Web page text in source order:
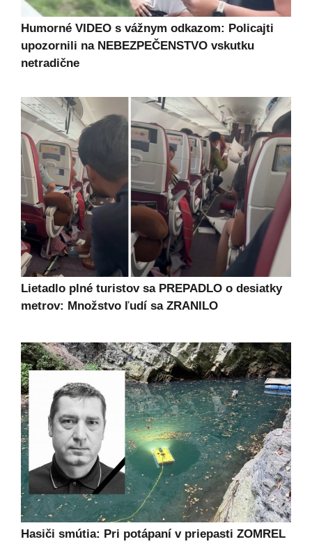
Humorné VIDEO s vážnym odkazom: Policajti
upozornili na NEBEZPEČENSTVO vskutku
netradične
Lietadlo plné turistov sa PREPADLO o desiatky
metrov: Množstvo ľudí sa ZRANILO
Hasiči smútia: Pri potápaní v priepasti ZOMREL